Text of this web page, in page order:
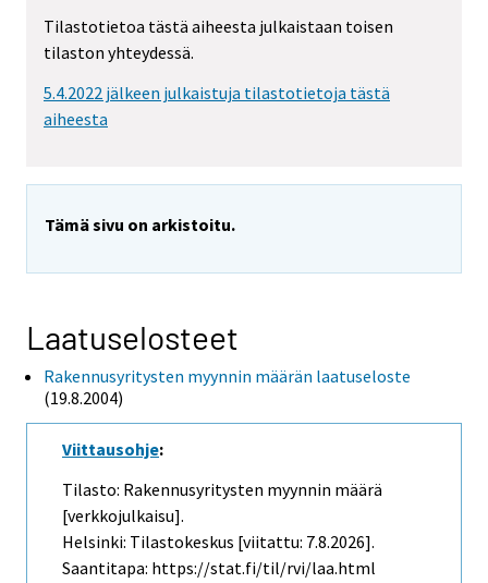
Tilastotietoa tästä aiheesta julkaistaan toisen
tilaston yhteydessä.
5.4.2022 jälkeen julkaistuja tilastotietoja tästä
aiheesta
Tämä sivu on arkistoitu.
Laatuselosteet
Rakennusyritysten myynnin määrän laatuseloste
(19.8.2004)
Viittausohje:
Tilasto: Rakennusyritysten myynnin määrä
[verkkojulkaisu].
Helsinki: Tilastokeskus [viitattu: 7.8.2026].
Saantitapa: https://stat.fi/til/rvi/laa.html